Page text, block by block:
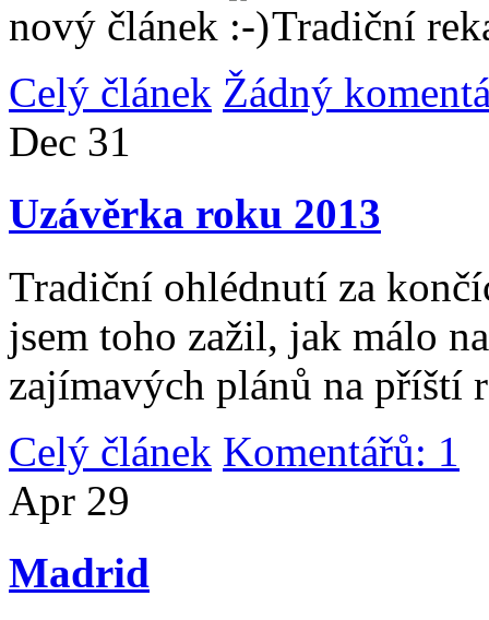
nový článek
Tradiční
Celý článek Žádný
Dec 31
Uzávěrka roku 2013
Tradiční ohlédnutí za
jsem toho zažil, jak málo
zajímavých plánů na příští
Celý článek Komentářů: 1
Apr 29
Madrid